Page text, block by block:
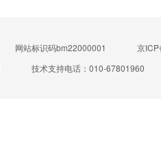
网站标识码bm22000001
京
技术支持电话：010-67801960